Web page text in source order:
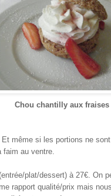
Chou chantilly aux fraises
même si les portions ne
au ventre.
plat/dessert) à 27€. On
rapport qualité/prix mais